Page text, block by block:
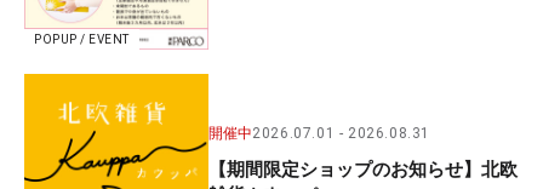
POPUP / EVENT
開催中2026.07.01 2026.08.31
【期間限定ショップのお知らせ】北欧